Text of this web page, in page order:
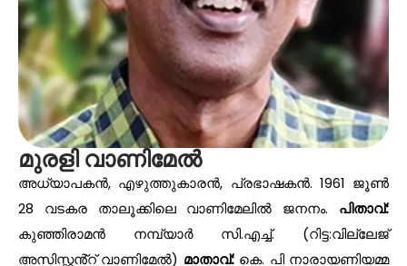
മുരളി വാണിമേൽ
അധ്യാപകൻ, എഴുത്തുകാരൻ, പ്രഭാഷകൻ. 1961 ജൂൺ
28 വടകര താലൂക്കിലെ വാണിമേലിൽ ജനനം. പിതാവ്:
കുഞ്ഞിരാമൻ നമ്പ്യാർ സി.എച്ച്. (റിട്ട:വില്ലേജ്
അസിസ്റ്റൻ്റ് വാണിമേൽ) മാതാവ്:കെ. പി നാരായണിയമ്മ